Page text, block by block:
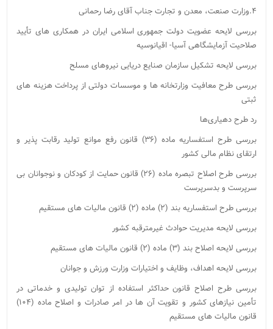
۴.وزارت صنعت، معدن و تجارت جناب آقای رضا رحمانی
بررسی لایحه عضویت دولت جمهوری اسلامی ایران در همکاری های تأیید
صلاحیت آزمایشگاهی آسیا- اقیانوسیه
بررسی لایحه تشکیل سازمان صنایع دریایی نیروهای مسلح
بررسی طرح معافیت وزارتخانه ها و موسسات دولتی از پرداخت هزینه های
ثبتی
رد طرح دهیاری‌ها
بررسی طرح استفساریه ماده (۳۶) قانون رفع موانع تولید رقابت پذیر و
ارتقای نظام مالی کشور
بررسی طرح اصلاح تبصره ماده (۲۶) قانون حمایت از کودکان و نوجوانان بی
سرپرست و بدسرپرست
بررسی طرح استفساریه بند (۲) ماده (۲) قانون مالیات های مستقیم
بررسی لایحه مدیریت حوادث غیرمترقبه کشور
بررسی لایحه اصلاح بند (۳) ماده (۲) قانون مالیات های مستقیم
بررسی لایحه اهداف، وظایف و اختیارات وزارت ورزش و جوانان
بررسی طرح اصلاح قانون حداکثر استفاده از توان تولیدی و خدماتی در
تأمین نیازهای کشور و تقویت آن ها در امر صادرات و اصلاح ماده (۱۰۴)
قانون مالیات های مستقیم